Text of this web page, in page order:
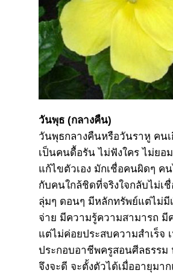
วันพุธ (กลางคืน)
วันพุธกลางคืนหรือวันราหู คน
เป็นคนดื้อรัน ไม่ฟังใคร ไม่ยอ
แก้ไขตัวเอง มักเชื่อคนผิดๆ ค
กับคนใกล้ชิดที่จริงใจกลับไม่เ
ลุ่มๆ ดอนๆ มีหลักทรัพย์แต่ไม่มี
จ่าย มีความรู้ความสามารถ มี
แต่ไม่ค่อยประสบความสำเร็จ
ประกอบอาชีพครูสอนศีลธรรม
จึงจะดี จะตั้งตัวได้เมื่ออายุมา